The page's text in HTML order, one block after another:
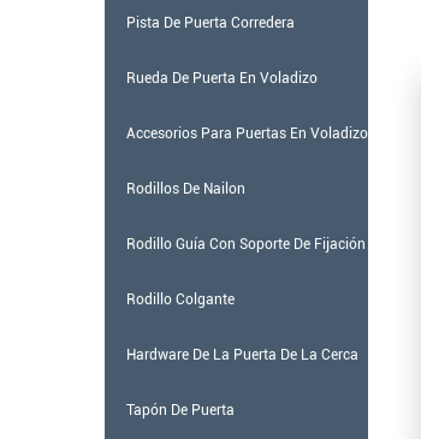
Pista De Puerta Corredera
Rueda De Puerta En Voladizo
Accesorios Para Puertas En Voladizo
Rodillos De Nailon
Rodillo Guía Con Soporte De Fijación
Rodillo Colgante
Hardware De La Puerta De La Cerca
Tapón De Puerta